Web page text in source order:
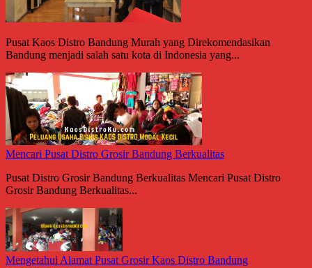
Pusat Kaos Distro Bandung Murah yang Direkomendasikan
Bandung menjadi salah satu kota di Indonesia yang...
Mencari Pusat Distro Grosir Bandung Berkualitas
Pusat Distro Grosir Bandung Berkualitas Mencari Pusat Distro
Grosir Bandung Berkualitas...
Mengetahui Alamat Pusat Grosir Kaos Distro Bandung